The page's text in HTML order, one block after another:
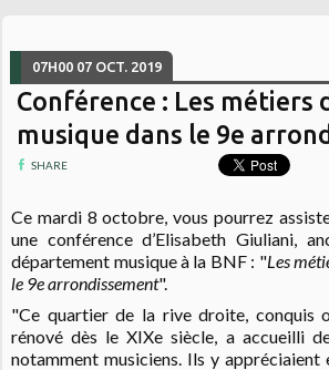
07H00 07 OCT. 2019
Conférence : Les métiers
musique dans le 9e
SHARE
Ce mardi 8 octobre, vous pourrez
une conférence d’Elisabeth Giuliani,
département musique à la BNF : "Les
le 9e arrondissement".
"Ce quartier de la rive droite, conquis
rénové dès le XIXe siècle, a accueilli
notamment musiciens. Ils y